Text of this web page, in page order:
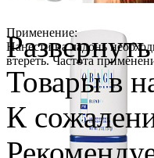
Применение:
Нанести на ладонь
втереть. Частота
Товары в
К